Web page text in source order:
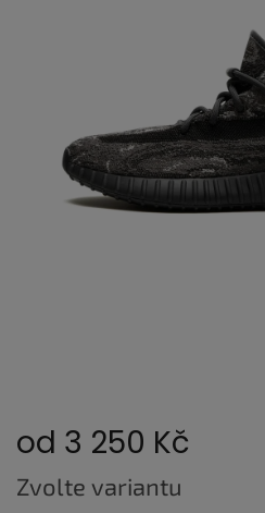
od 3 250 Kč
Měrná
cena:
Zvolte variantu